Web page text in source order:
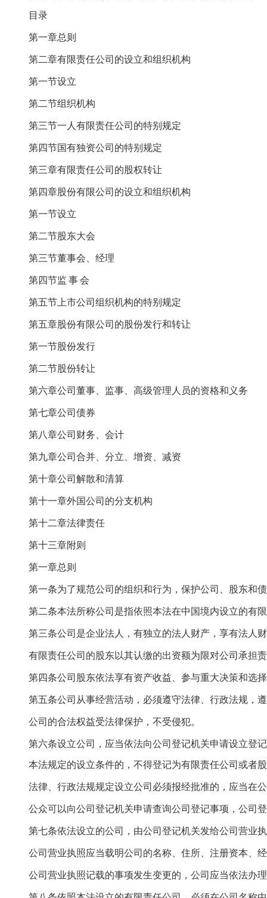
目录
第一章总则
第二章有限责任公司的设立和组织机构
第一节设立
第二节组织机构
第三节一人有限责任公司的特别规定
第四节国有独资公司的特别规定
第三章有限责任公司的股权转让
第四章股份有限公司的设立和组织机构
第一节设立
第二节股东大会
第三节董事会、经理
第四节监 事会
第五节上市公司组织机构的特别规定
第五章股份有限公司的股份发行和转让
第一节股份发行
第二节股份转让
第六章公司董事、监事、高级管理人员的资格和义务
第七章公司债券
第八章公司财务、会计
第九章公司合并、分立、增资、减资
第十章公司解散和清算
第十一章外国公司的分支机构
第十二章法律责任
第十三章附则
第一章总则
第一条为了规范公司的组织和行为，保护公司、股东和
第二条本法所称公司是指依照本法在中国境内设立的有
第三条公司是企业法人，有独立的法人财产，享有法人
有限责任公司的股东以其认缴的出资额为限对公司承担
第四条公司股东依法享有资产收益、参与重大决策和选
第五条公司从事经营活动，必须遵守法律、行政法规，
公司的合法权益受法律保护，不受侵犯。
第六条设立公司，应当依法向公司登记机关申请设立登
本法规定的设立条件的，不得登记为有限责任公司或者
法律、行政法规规定设立公司必须报经批准的，应当在
公众可以向公司登记机关申请查询公司登记事项，公司
第七条依法设立的公司，由公司登记机关发给公司营业
公司营业执照应当载明公司的名称、住所、注册资本、
公司营业执照记载的事项发生变更的，公司应当依法办